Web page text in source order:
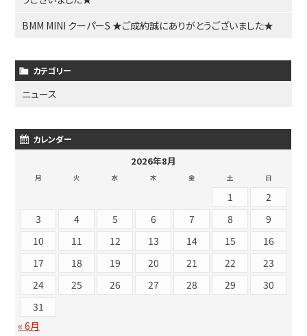
BMM MINI クーパーS ★ご成約誠にありがとうございました★
カテゴリー
ニュース
カレンダー
2026年8月
月 火 水 木 金 土 日
1
2
3
4 5 6 7 8
9
10
11 12 13 14 15
16
17
18 19 20 21 22
23
24
25 26 27 28 29
30
31
« 6月